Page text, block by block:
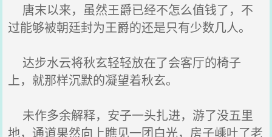
唐末以来，虽然王爵已经不怎么值钱了，不
过能够被朝廷封为王爵的还是只有少数几人。
达步水云将秋玄轻轻放在了会客厅的椅子
上，就那样沉默的凝望着秋玄。
未作多余解释，安子一头扎进，游了没五里
地，通道果然向上瞧见一团白光，房子嵊吐了老